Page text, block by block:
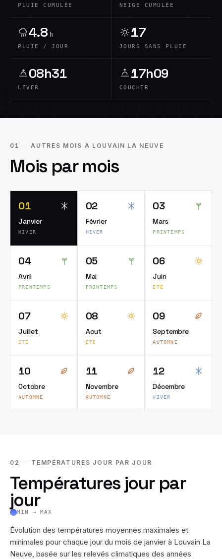
PLUIE CUMULÉE NEIGE CUMULÉE
4.8 h
PLUIE / JOUR
17
JOURS SANS PLUIE
08h31
LEVER
17h09
COUCHER
01 AUTRES MOIS À LOUVAIN LA NEUVE
Mois par mois
01
Janvier
HIVER
02
Février
HIVER
03
Mars
PRINTEMPS
04
Avril
PRINTEMPS
05
Mai
PRINTEMPS
06
Juin
ÉTÉ
07
Juillet
ÉTÉ
08
Aout
ÉTÉ
09
Septembre
AUTOMNE
10
Octobre
AUTOMNE
11
Novembre
AUTOMNE
12
Décembre
HIVER
02 TEMPÉRATURES JOUR PAR JOUR
Températures jour par
jour
MIN → MAX
Évolution des températures moyennes maximales et
minimales pour chaque jour du mois de janvier à Louvain La
Neuve, basée sur les relevés climatiques des années